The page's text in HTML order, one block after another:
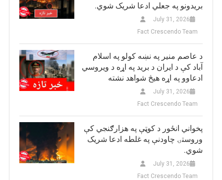
بريدونو په جعلي ادعا شریک شوي.
July 31, 2026
Fact Crescendo Team
د عاصم منیر په نښه کولو په اسلام
آباد کې د ایران د برید په اړه د ویروسي
ادعاوو په اړه هیڅ شواهد نشته
July 31, 2026
Fact Crescendo Team
پخواني انځور د کوټې په هزارګنجي کې
وروستۍ چاودنې په غلطه ادعا شریک
شوي.
July 31, 2026
Fact Crescendo Team